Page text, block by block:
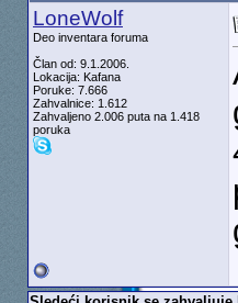
LoneWolf
Deo inventara foruma
Član od: 9.1.2006.
Lokacija: Kafana
Poruke: 7.666
Zahvalnice: 1.612
Zahvaljeno 2.006 puta na 1.418
poruka